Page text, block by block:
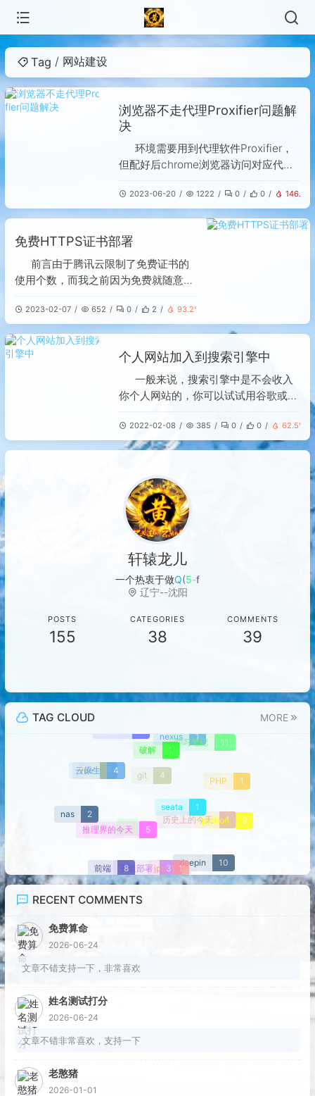
Tag 网站建设
浏览器不走代理Proxifier问题解
决
环境需要用到代理软件Proxifier，
但配好后chrome浏览器访问对应代理
天就突然不行了，于是乎，我去排查了
原因，本篇文章就是我排查的记录吧，
最后问题是解决了。每个人的情况不
同，可能我的办法不一定适用于你的，
因此，本篇文章仅做参考。确认
Proxifier设置打开
2023-06-20 1222 0 0 146.2℃
免费HTTPS证书部署
前言由于腾讯云限制了免费证书的
使用个数，而我之前因为免费就随意了
了，没法继续使用，这样就导致了在浏
览器中不能一步到位的打开网站网站介
绍使用的是FreeSSL.cn网站，该网站
提供免费的HTTPS证书申请，下面是
网站首页安装acme.sh我们需要先在服
2023-02-07 652 0 2 93.2℃
个人网站加入到搜索引擎中
一般来说，搜索引擎中是不会收入
你个人网站的，你可以试试用谷歌或者
你个人网站的相关页面？如果搜索不
到，你可以申请加入搜索引擎，这个是
地址：谷歌博客搜索收录入
口:http://www.google.com/addurl/百
度收录入口:h
2022-02-08 385 0 0 62.5℃
轩辕龙儿
一个热衷于做小码农的Yb
辽宁--沈阳
POSTS
155
CATEGORIES
38
COMMENTS
39
TAG CLOUD MORE
java 12
安装部署 31
前端 8
nas 2
vue
git 4
历史上的今天 1
deepin 10
jpa 1
推理界的今天 5
云原生 4
nexus 1
PHP 1
python 9
seata 1
破解 1
学习笔记 11
RECENT COMMENTS
免费算命
2026-06-24
文章不错支持一下，非常喜欢
姓名测试打分
2026-06-24
文章不错非常喜欢，支持一下
老憨猪
2026-01-01